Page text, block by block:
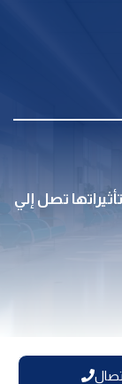
.. 4 فوائد ولكن تأثيراتها تصل إلي